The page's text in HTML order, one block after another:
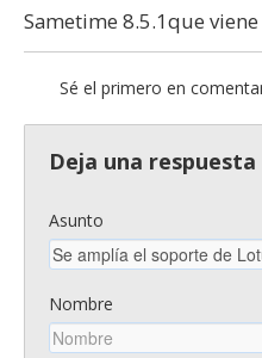
Sametime 8.5.1que
Sé el primero en
Deja una respuesta
Asunto
Nombre